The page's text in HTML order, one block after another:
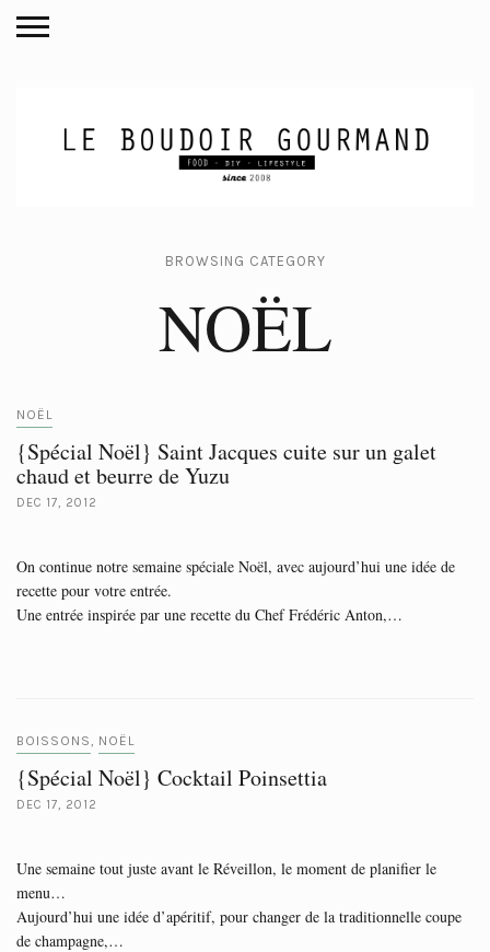
BROWSING CATEGORY
NOËL
NOËL
{Spécial Noël} Saint Jacques cuite sur un galet
chaud et beurre de Yuzu
DEC 17, 2012
On continue notre semaine spéciale Noël, avec aujourd’hui une idée de
recette pour votre entrée.
Une entrée inspirée par une recette du Chef Frédéric Anton,…
BOISSONS, NOËL
{Spécial Noël} Cocktail Poinsettia
DEC 17, 2012
Une semaine tout juste avant le Réveillon, le moment de planifier le
menu…
Aujourd’hui une idée d’apéritif, pour changer de la traditionnelle coupe
de champagne,…